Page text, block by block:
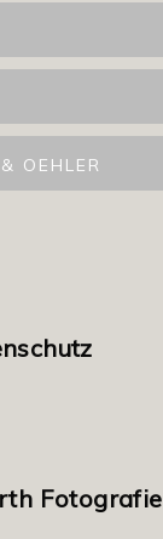
OEHLER
Fotografie